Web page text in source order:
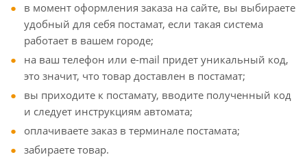
в момент оформления заказа на сайте, вы выбираете
удобный для себя постамат, если такая система
работает в вашем городе;
на ваш телефон или e-mail придет уникальный код,
это значит, что товар доставлен в постамат;
вы приходите к постамату, вводите полученный код
и следует инструкциям автомата;
оплачиваете заказ в терминале постамата;
забираете товар.